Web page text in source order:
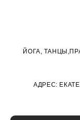
ЙОГА,
АДРЕС: